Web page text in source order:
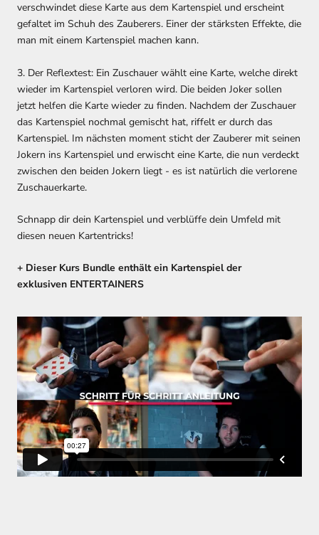
verschwindet diese Karte aus dem Kartenspiel und erscheint
gefaltet im Schuh des Zauberers. Einer der stärksten Effekte, die
man mit einem Kartenspiel machen kann.
3. Der Reflextest: Ein Zuschauer wählt eine Karte, welche direkt
wieder im Kartenspiel verloren wird. Die beiden Joker sollen
jetzt helfen die Karte wieder zu finden. Nachdem der Zuschauer
das Kartenspiel nochmal gemischt hat, riffelt er durch das
Kartenspiel. Im nächsten moment sticht der Zauberer mit seinen
Jokern ins Kartenspiel und erwischt eine Karte, die nun verdeckt
zwischen den beiden Jokern liegt - es ist natürlich die verlorene
Zuschauerkarte.
Schnapp dir dein Kartenspiel und verblüffe dein Umfeld mit
diesen neuen Kartentricks!
+ Dieser Kurs Bundle enthält ein Kartenspiel der
exklusiven ENTERTAINERS